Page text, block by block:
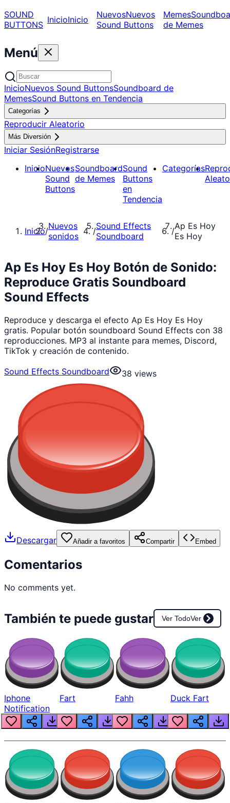
SOUND
BUTTONS InicioInicio NuevosNuevos
Sound Buttons
Memes
de Memes
Menú
InicioNuevos Sound ButtonsSoundboard de
MemesSound Buttons en Tendencia
Categorías
Reproducir Aleatorio
Más Diversión
Iniciar SesiónRegistrarse
InicioNuevos
Sound
Buttons
Soundboard
de Memes
Sound
Buttons
en
Tendencia
Categorías
Inicio/Nuevos
sonidos
/Sound Effects
Soundboard
/Ap Es Hoy
Es Hoy
Ap Es Hoy Es Hoy Botón de Sonido:
Reproduce Gratis Soundboard
Sound Effects
Reproduce y descarga el efecto Ap Es Hoy Es Hoy
gratis. Popular botón soundboard Sound Effects con 38
reproducciones. MP3 al instante para memes, Discord,
TikTok y creación de contenido.
Sound Effects Soundboard
38 views
Descargar Añadir a favoritos Compartir Embed
Comentarios
No comments yet.
También te puede gustar Ver TodoVer
Iphone
Notification
Fart Fahh Duck Fart